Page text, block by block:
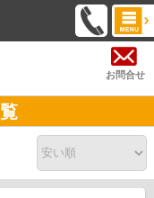
お問合せ